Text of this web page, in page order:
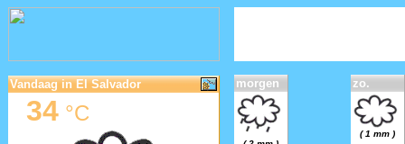
Vandaag in El Salvador
34 °C
morgen zo.
( 1 mm )